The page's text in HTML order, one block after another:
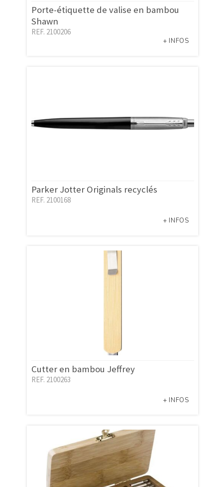
Porte-étiquette de valise en bambou
Shawn
REF. 2100206
+ INFOS
Parker Jotter Originals recyclés
REF. 2100168
+ INFOS
Cutter en bambou Jeffrey
REF. 2100263
+ INFOS